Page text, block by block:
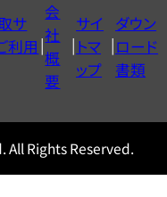
サ
利用
会
社
概
要
サイ
トマ
ップ
ダウン
ロード
書類
All Rights Reserved.